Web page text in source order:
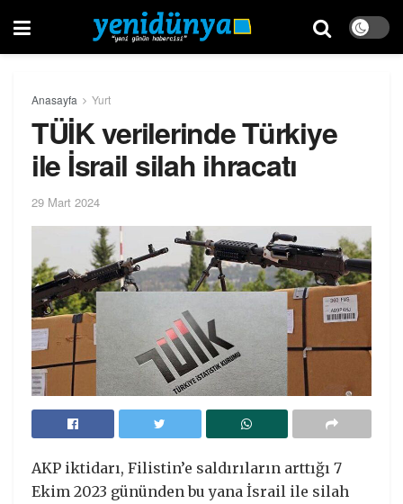
Anasayfa Yurt
TÜİK verilerinde Türkiye
ile İsrail silah ihracatı
29 Mart 2024
AKP iktidarı, Filistin’e saldırıların arttığı 7
Ekim 2023 gününden bu yana İsrail ile silah